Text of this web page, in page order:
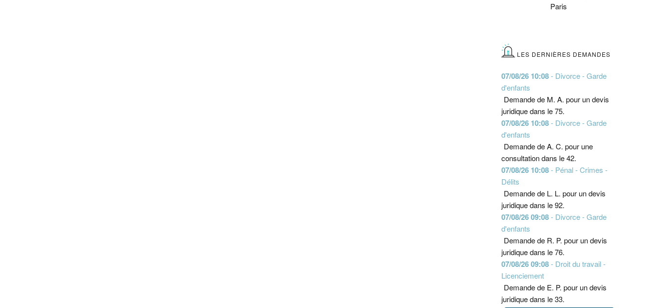
Paris
LES DERNIÈRES DEMANDES
07/08/26 10:08- Divorce - Garde
d'enfants
Demande de M. A. pour un devis
juridique dans le 75.
07/08/26 10:08- Divorce - Garde
d'enfants
Demande de A. C. pour une
consultation dans le 42.
07/08/26 10:08- Pénal - Crimes -
Délits
Demande de L. L. pour un devis
juridique dans le 92.
07/08/26 09:08- Divorce - Garde
d'enfants
Demande de R. P. pour un devis
juridique dans le 76.
07/08/26 09:08- Droit du travail -
Licenciement
Demande de E. P. pour un devis
juridique dans le 33.